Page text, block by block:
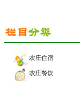
农庄住宿
农庄餐饮